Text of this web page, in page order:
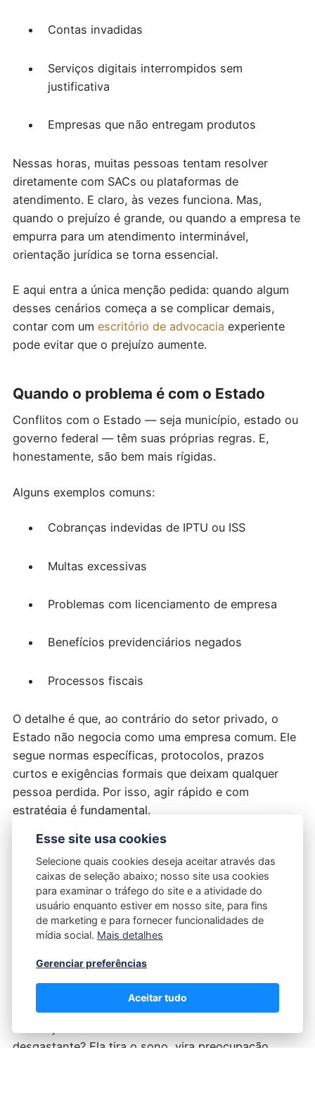
Contas invadidas
Serviços digitais interrompidos sem
justificativa
Empresas que não entregam produtos
Nessas horas, muitas pessoas tentam resolver
diretamente com SACs ou plataformas de
atendimento. E claro, às vezes funciona. Mas,
quando o prejuízo é grande, ou quando a empresa te
empurra para um atendimento interminável,
orientação jurídica se torna essencial.
E aqui entra a única menção pedida: quando algum
desses cenários começa a se complicar demais,
contar com um escritório de advocacia experiente
pode evitar que o prejuízo aumente.
Quando o problema é com o Estado
Conflitos com o Estado — seja município, estado ou
governo federal — têm suas próprias regras. E,
honestamente, são bem mais rígidas.
Alguns exemplos comuns:
Cobranças indevidas de IPTU ou ISS
Multas excessivas
Problemas com licenciamento de empresa
Benefícios previdenciários negados
Processos fiscais
O detalhe é que, ao contrário do setor privado, o
Estado não negocia como uma empresa comum. Ele
segue normas específicas, protocolos, prazos
curtos e exigências formais que deixam qualquer
pessoa perdida. Por isso, agir rápido e com
estratégia é fundamental.
A importância de entender seus direitos
(mesmo quando você não sabe por
onde começar)
Um dos pontos mais comuns entre todas as
pessoas que enfrentam problemas jurídicos é o
mesmo: a dúvida. A sensação de não saber
E você já notou como essa falta de clareza é
desgastante? Ela tira o sono, vira preocupação
Esse site usa cookies
Selecione quais cookies deseja aceitar através das
caixas de seleção abaixo; nosso site usa cookies
para examinar o tráfego do site e a atividade do
usuário enquanto estiver em nosso site, para fins
de marketing e para fornecer funcionalidades de
mídia social. Mais detalhes
Gerenciar preferências
Aceitar tudo